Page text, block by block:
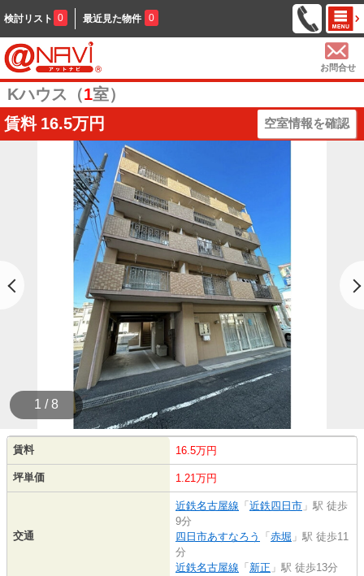
検討リスト 0 最近見た物件 0
お問合せ
Kハウス（1室）
賃料 16.5万円 空室情報を確認
1 / 8
賃料 16.5万円
坪単価 1.21万円
交通
近鉄名古屋線 「 近鉄四日市 」駅 徒歩
9分
四日市あすなろう
「 赤堀 」駅 徒歩11
分
近鉄名古屋線 「 新正 」駅 徒歩13分